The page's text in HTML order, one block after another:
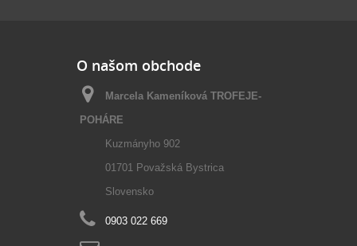
O našom obchode
Marcela Kameníková TROFEJE-
POHÁRE
Kuzmányho 902
01701 Považská Bystrica
Slovensko
0903 022 669